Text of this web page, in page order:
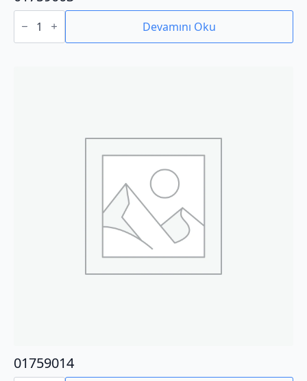
01759003
adet Devamını Oku
01759014